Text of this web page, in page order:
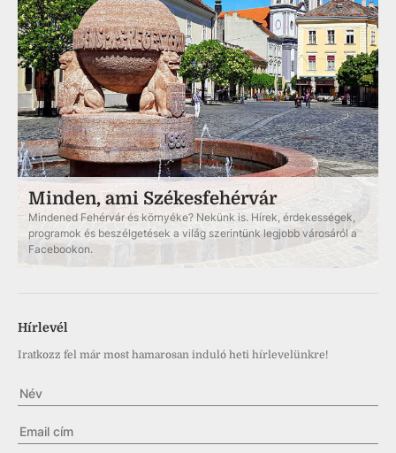
Minden, ami Székesfehérvár
Mindened Fehérvár és környéke? Nekünk is. Hírek, érdekességek,
programok és beszélgetések a világ szerintünk legjobb városáról a
Facebookon.
Hírlevél
Iratkozz fel már most hamarosan induló heti hírlevelünkre!